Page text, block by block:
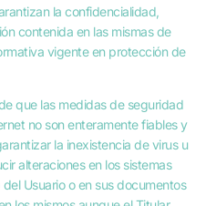
la confidencialidad,
contenida en las mismas de
vigente en protección de
que las medidas de seguridad
no son enteramente fiables y
la inexistencia de virus u
alteraciones en los sistemas
Usuario o en sus documentos